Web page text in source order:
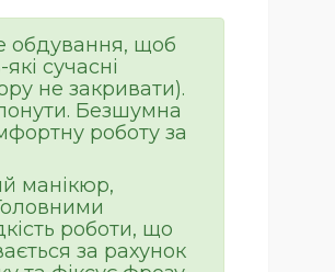
обдування, щоб
сучасні
не закривати).
Безшумна
роботу за
манікюр,
роботи, що
за рахунок